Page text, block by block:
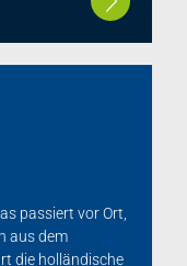
passiert vor Ort,
aus dem
die holländische